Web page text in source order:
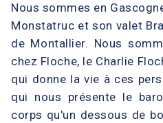
Nous sommes en
Monstatruc et son valet
de Montallier. Nous
chez Floche, le Charlie
qui donne la vie à ces
qui nous présente le
corps qu'un dessous de